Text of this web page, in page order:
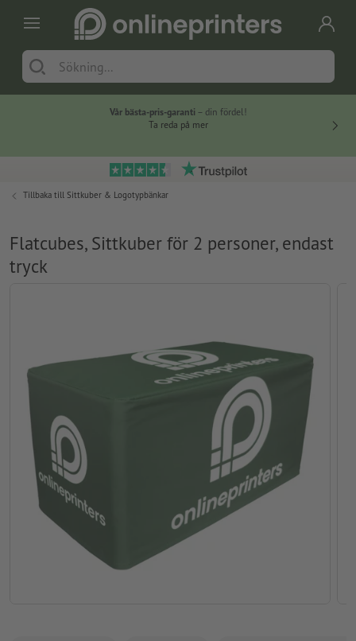
Vår bästa-pris-garanti – din fördel!
Ta reda på mer
Tillbaka till Sittkuber & Logotypbänkar
Flatcubes, Sittkuber för 2 personer, endast
tryck